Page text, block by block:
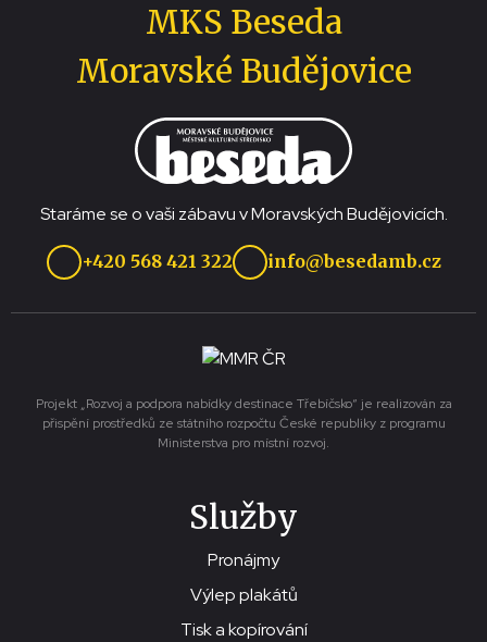
MKS Beseda
Moravské Budějovice
Staráme se o vaši zábavu v Moravských Budějovicích.
+420 568 421 322 info@besedamb.cz
Projekt „Rozvoj a podpora nabídky destinace Třebíčsko“ je realizován za
přispění prostředků ze státního rozpočtu České republiky z programu
Ministerstva pro místní rozvoj.
Služby
Pronájmy
Výlep plakátů
Tisk a kopírování